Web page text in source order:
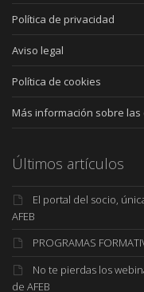
Política de privacidad
Aviso legal
Política de cookies
Más información sobre las
Últimos artículos
El portal del socio,
AFEB
PROGRAMAS
No te pierdas los
de AFEB